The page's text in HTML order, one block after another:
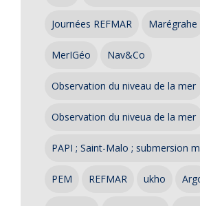
Journées REFMAR Marégrahe
MerIGéo Nav&Co
Observation du niveau de la mer
Observation du niveua de la mer
PAPI ; Saint-Malo ; submersion
PEM REFMAR ukho